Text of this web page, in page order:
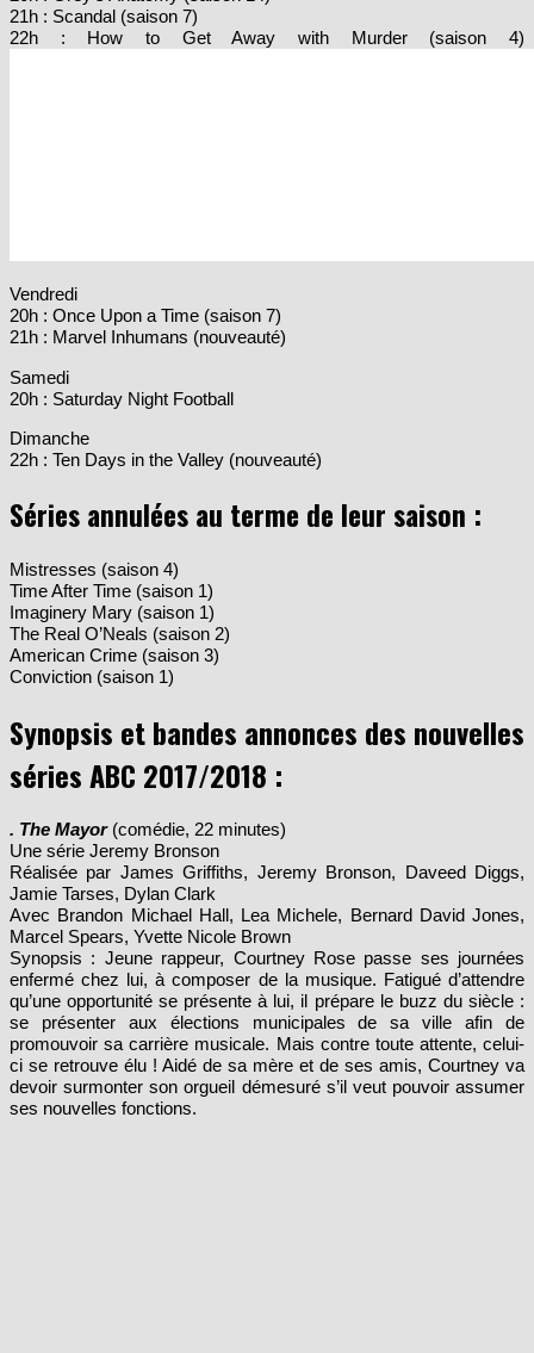
22h : How to Get Away with Murder (saison 4)
20h : Once Upon a Time (saison 7)
21h : Marvel Inhumans (nouveauté)
20h : Saturday Night Football
22h : Ten Days in the Valley (nouveauté)
Time After Time (saison 1)
Imaginery Mary (saison 1)
The Real O’Neals (saison 2)
American Crime (saison 3)
Conviction (saison 1)
séries ABC 2017/2018 :
Une série Jeremy Bronson
Réalisée par James Griffiths, Jeremy Bronson, Daveed Diggs,
Jamie Tarses, Dylan Clark
Avec Brandon Michael Hall, Lea Michele, Bernard David Jones,
Marcel Spears, Yvette Nicole Brown
Synopsis : Jeune rappeur, Courtney Rose passe ses journées
enfermé chez lui, à composer de la musique. Fatigué d’attendre
qu’une opportunité se présente à lui, il prépare le buzz du siècle :
se présenter aux élections municipales de sa ville afin de
promouvoir sa carrière musicale. Mais contre toute attente, celui-
ci se retrouve élu ! Aidé de sa mère et de ses amis, Courtney va
devoir surmonter son orgueil démesuré s’il veut pouvoir assumer
ses nouvelles fonctions.